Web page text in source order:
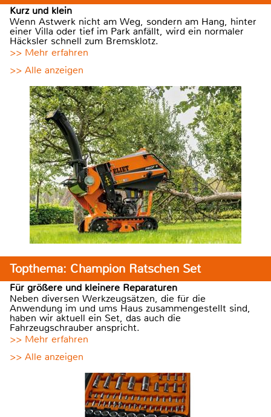
Kurz und klein
Wenn Astwerk nicht am Weg, sondern am Hang, hinter
einer Villa oder tief im Park anfällt, wird ein normaler
Häcksler schnell zum Bremsklotz.
>> Mehr erfahren
>> Alle anzeigen
Topthema: Champion Ratschen Set
Für größere und kleinere Reparaturen
Neben diversen Werkzeugsätzen, die für die
Anwendung im und ums Haus zusammengestellt sind,
haben wir aktuell ein Set, das auch die
Fahrzeugschrauber anspricht.
>> Mehr erfahren
>> Alle anzeigen